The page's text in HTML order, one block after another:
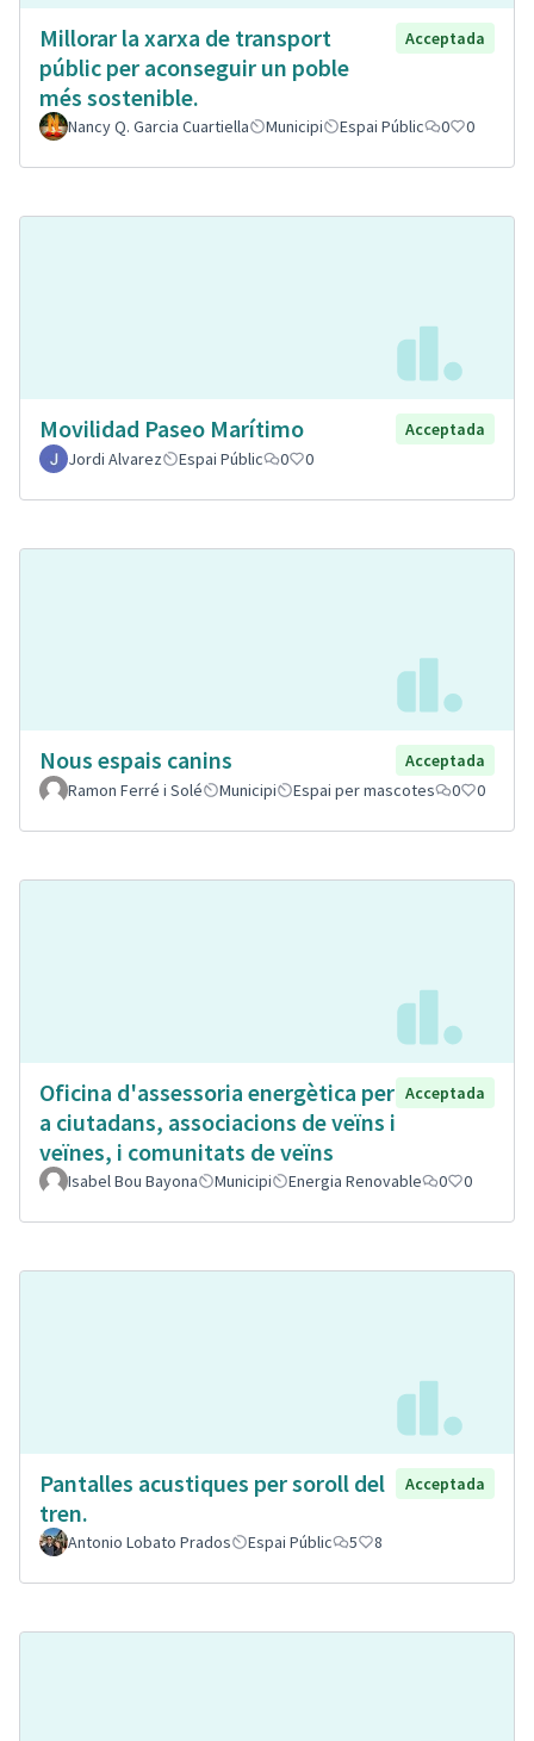
Millorar la xarxa de transport
públic per aconseguir un poble
més sostenible.
Acceptada
Nancy Q. Garcia Cuartiella Municipi Espai Públic 0 0
Movilidad Paseo Marítimo
Acceptada
Jordi Alvarez
Espai Públic 0 0
Nous espais canins
Acceptada
Ramon Ferré i Solé
Municipi Espai per mascotes 0 0
Oficina d'assessoria energètica per
a ciutadans, associacions de veïns i
veïnes, i comunitats de veïns
Acceptada
Isabel Bou Bayona Municipi Energia Renovable 0 0
Pantalles acustiques per soroll del
tren.
Acceptada
Antonio Lobato Prados Espai Públic 5 8